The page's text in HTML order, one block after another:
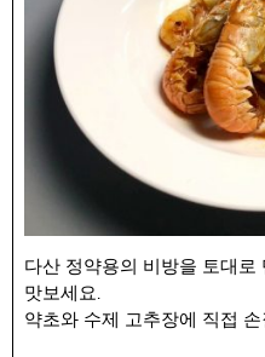
다산 정약용의 비방을 토대로
맛보세요.
약초와 수제 고추장에 직접